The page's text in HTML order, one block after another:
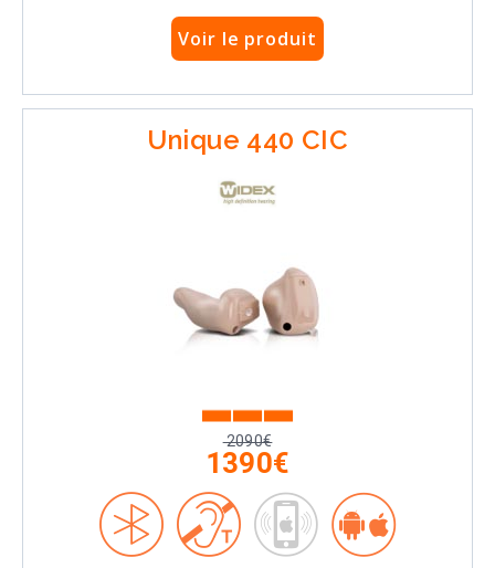
Voir le produit
Unique 440 CIC
2090€
1390€